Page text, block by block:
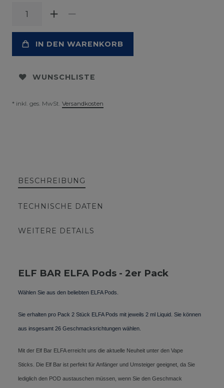
IN DEN WARENKORB
WUNSCHLISTE
* inkl. ges. MwSt. Versandkosten
BESCHREIBUNG
TECHNISCHE DATEN
WEITERE DETAILS
ELF BAR ELFA Pods - 2er Pack
Wählen Sie aus den beliebten ELFA Pods.
Sie erhalten pro Pack 2 Stück ELFA Pods mit jeweils 2 ml Liquid. Sie können
aus insgesamt 26 Geschmacksrichtungen wählen.
Mit der Elf Bar ELFA erreicht uns die aktuelle Neuheit unter den Vape
Sticks. Die Elf Bar ist perfekt für Anfänger und Umsteiger geeignet, da Sie
lediglich den POD austauschen müssen, wenn Sie den Geschmack